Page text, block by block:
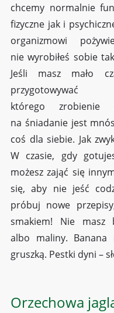
chcemy normalnie
fizyczne jak i
organizmowi
nie wyrobiłeś sobie
Jeśli masz mało
przygotowywać
którego zrobienie
na śniadanie jest
coś dla siebie. Jak
W czasie, gdy
możesz zająć się
się, aby nie jeść
próbuj nowe
smakiem! Nie masz
albo maliny. Banana
gruszką. Pestki dyni –
Orzechowa